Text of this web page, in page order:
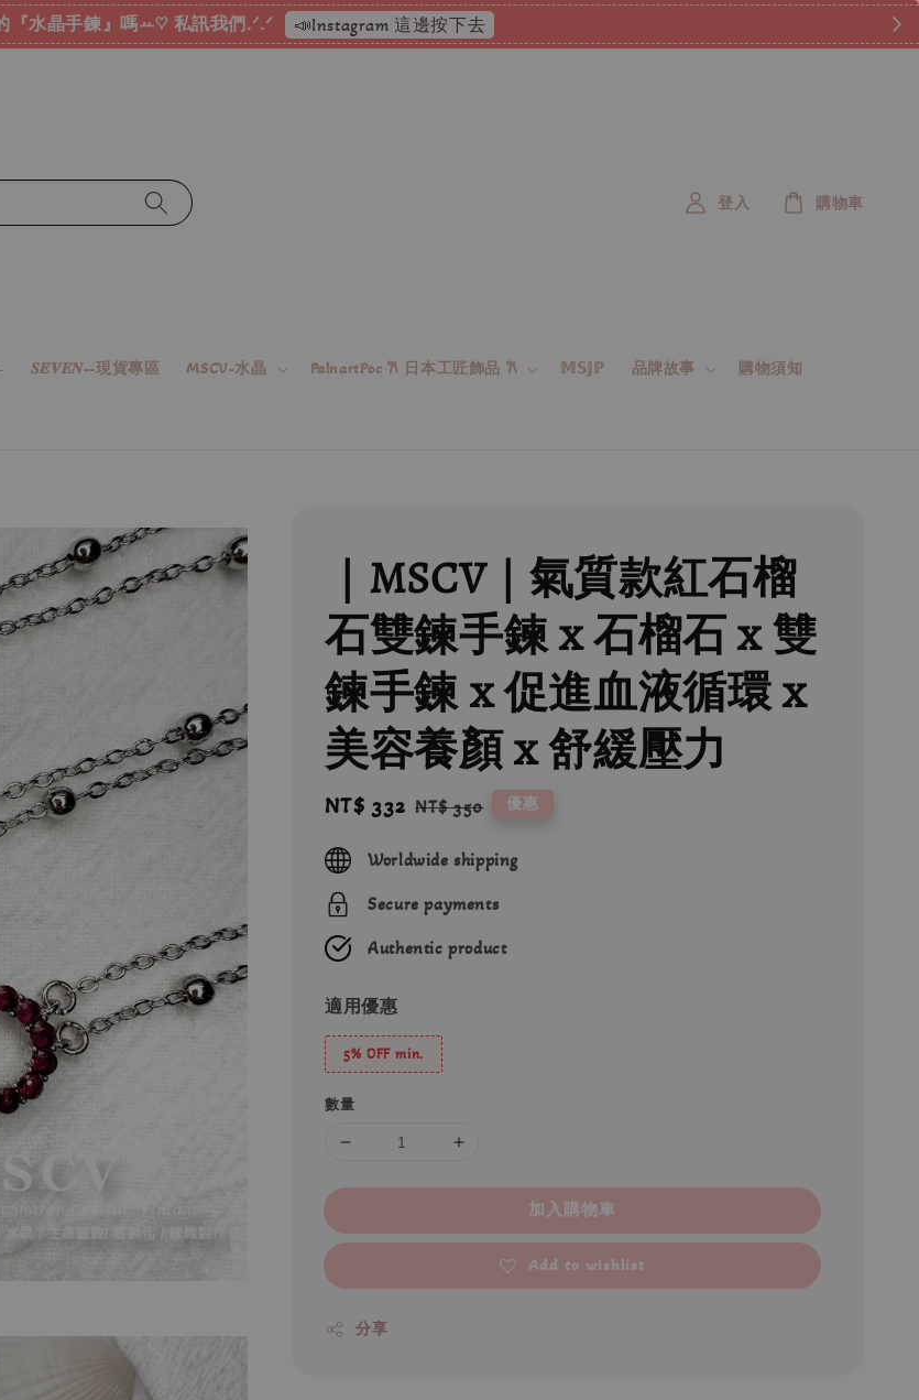
『水晶手鍊』嗎ꕀ♡ 私訊我們.ᐟ.ᐟ 📣Instagram 這邊按下去
𝑺𝑬𝑽𝑬𝑵--現貨專區 MSCV-水晶 PalnartPoc 𐙚 日本工匠飾品 𐙚 𝕄𝕊𝕁ℙ 品牌故事 購物須知
登入 購物車
｜MSCV｜氣質款紅石榴
石雙鍊手鍊 x 石榴石 x 雙
鍊手鍊 x 促進血液循環 x
美容養顏 x 舒緩壓力
Sale
NT$ 332 Regular
NT$ 350 優惠
Worldwide shipping
Secure payments
Authentic product
適用優惠
5% OFF min.
數量
加入購物車
Add to wishlist
分享